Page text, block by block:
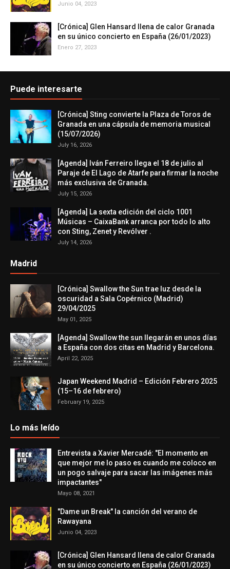
Junio 04, 2023
[Crónica] Glen Hansard llena de calor Granada
en su único concierto en España (26/01/2023)
Enero 27, 2023
Puede interesarte
[Crónica] Sting convierte la Plaza de Toros de
Granada en una cápsula de memoria musical
(15/07/2026)
July 16, 2026
[Agenda] Iván Ferreiro llega el 18 de julio al
Paraje de El Lago de Atarfe para firmar la noche
más exclusiva de Granada.
July 15, 2026
[Agenda] La sexta edición del ciclo 1001
Músicas – CaixaBank arranca por todo lo alto
con Sting, Zenet y Revólver .
July 14, 2026
Madrid
[Crónica] Swallow the Sun trae luz desde la
oscuridad a Sala Copérnico (Madrid)
29/04/2025
May 01, 2025
[Agenda] Swallow the sun llegarán en unos días
a España con dos citas en Madrid y Barcelona.
April 22, 2025
Japan Weekend Madrid – Edición Febrero 2025
(15–16 de febrero)
February 19, 2025
Lo más leído
Entrevista a Xavier Mercadé: "El momento en
que mejor me lo paso es cuando me coloco en
un pogo salvaje para sacar las imágenes más
impactantes"
Mayo 08, 2021
"Dame un Break" la canción del verano de
Rawayana
Junio 04, 2023
[Crónica] Glen Hansard llena de calor Granada
en su único concierto en España (26/01/2023)